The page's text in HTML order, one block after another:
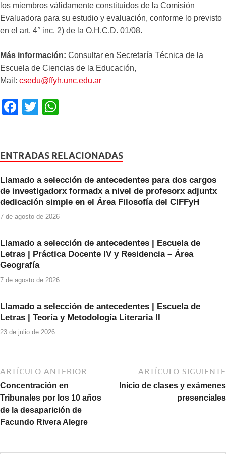
los miembros válidamente constituidos de la Comisión
Evaluadora para su estudio y evaluación, conforme lo previsto
en el art. 4° inc. 2) de la O.H.C.D. 01/08.
Más información: Consultar en Secretaría Técnica de la
Escuela de Ciencias de la Educación,
Mail: csedu@ffyh.unc.edu.ar
F
e
o
o
k
T
er s
p
p
ENTRADAS RELACIONADAS
Llamado a selección de antecedentes para dos cargos
de investigadorx formadx a nivel de profesorx adjuntx
dedicación simple en el Área Filosofía del CIFFyH
7 de agosto de 2026
Llamado a selección de antecedentes | Escuela de
Letras | Práctica Docente IV y Residencia – Área
Geografía
7 de agosto de 2026
Llamado a selección de antecedentes | Escuela de
Letras | Teoría y Metodología Literaria II
23 de julio de 2026
ARTÍCULO ANTERIOR
Concentración en
Tribunales por los 10 años
de la desaparición de
Facundo Rivera Alegre
ARTÍCULO SIGUIENTE
Inicio de clases y exámenes
presenciales